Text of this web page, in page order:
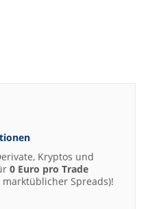
Kryptos und
0 Euro pro Trade
Spreads)!